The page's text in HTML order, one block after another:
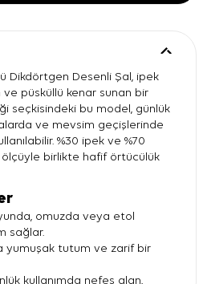
Dikdörtgen Desenli Şal, ipek
püsküllü kenar sunan bir
seçkisindeki bu model, günlük
ve mevsim geçişlerinde
%30 ipek ve %70
birlikte hafif örtücülük
omuzda veya etol
sağlar.
yumuşak tutum ve zarif bir
kullanımda nefes alan,